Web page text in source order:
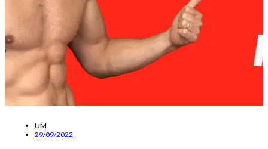
UM
29/09/2022